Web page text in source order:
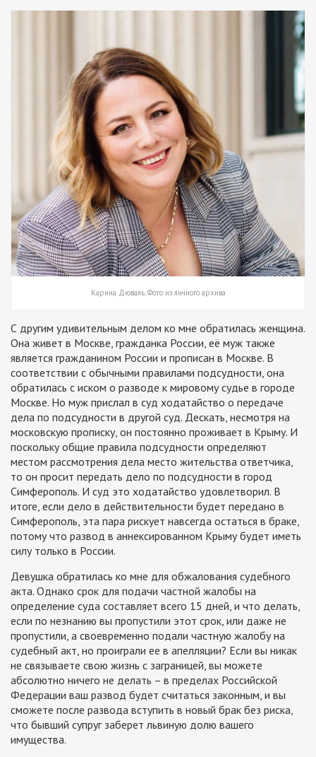
Карина Дюваль. Фото из личного архива
С другим удивительным делом ко мне обратилась женщина.
Она живет в Москве, гражданка России, её муж также
является гражданином России и прописан в Москве. В
соответствии с обычными правилами подсудности, она
обратилась с иском о разводе к мировому судье в городе
Москве. Но муж прислал в суд ходатайство о передаче
дела по подсудности в другой суд. Дескать, несмотря на
московскую прописку, он постоянно проживает в Крыму. И
поскольку общие правила подсудности определяют
местом рассмотрения дела место жительства ответчика,
то он просит передать дело по подсудности в город
Симферополь. И суд это ходатайство удовлетворил. В
итоге, если дело в действительности будет передано в
Симферополь, эта пара рискует навсегда остаться в браке,
потому что развод в аннексированном Крыму будет иметь
силу только в России.
Девушка обратилась ко мне для обжалования судебного
акта. Однако срок для подачи частной жалобы на
определение суда составляет всего 15 дней, и что делать,
если по незнанию вы пропустили этот срок, или даже не
пропустили, а своевременно подали частную жалобу на
судебный акт, но проиграли ее в апелляции? Если вы никак
не связываете свою жизнь с заграницей, вы можете
абсолютно ничего не делать – в пределах Российской
Федерации ваш развод будет считаться законным, и вы
сможете после развода вступить в новый брак без риска,
что бывший супруг заберет львиную долю вашего
имущества.